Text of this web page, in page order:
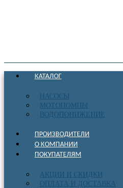
КАТАЛОГ
НАСОСЫ
МОТОПОМПЫ
ВОДОПОНИЖЕНИЕ
ПРОИЗВОДИТЕЛИ
О КОМПАНИИ
ПОКУПАТЕЛЯМ
АКЦИИ И СКИДКИ
ОПЛАТА И ДОСТАВКА